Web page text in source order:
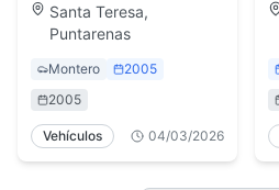
Santa Teresa,
Puntarenas
Montero
2005
2005
Vehículos 04/03/2026